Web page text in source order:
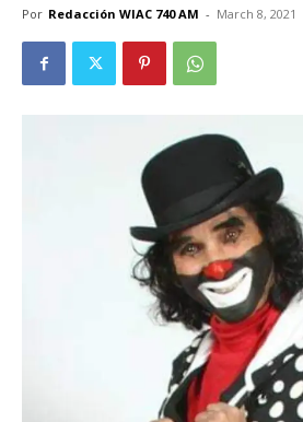
Por Redacción WIAC 740 AM - March 8, 2021